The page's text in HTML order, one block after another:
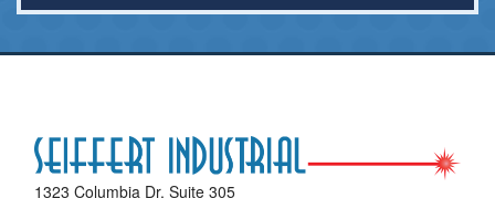
1323 Columbia Dr, Suite 305